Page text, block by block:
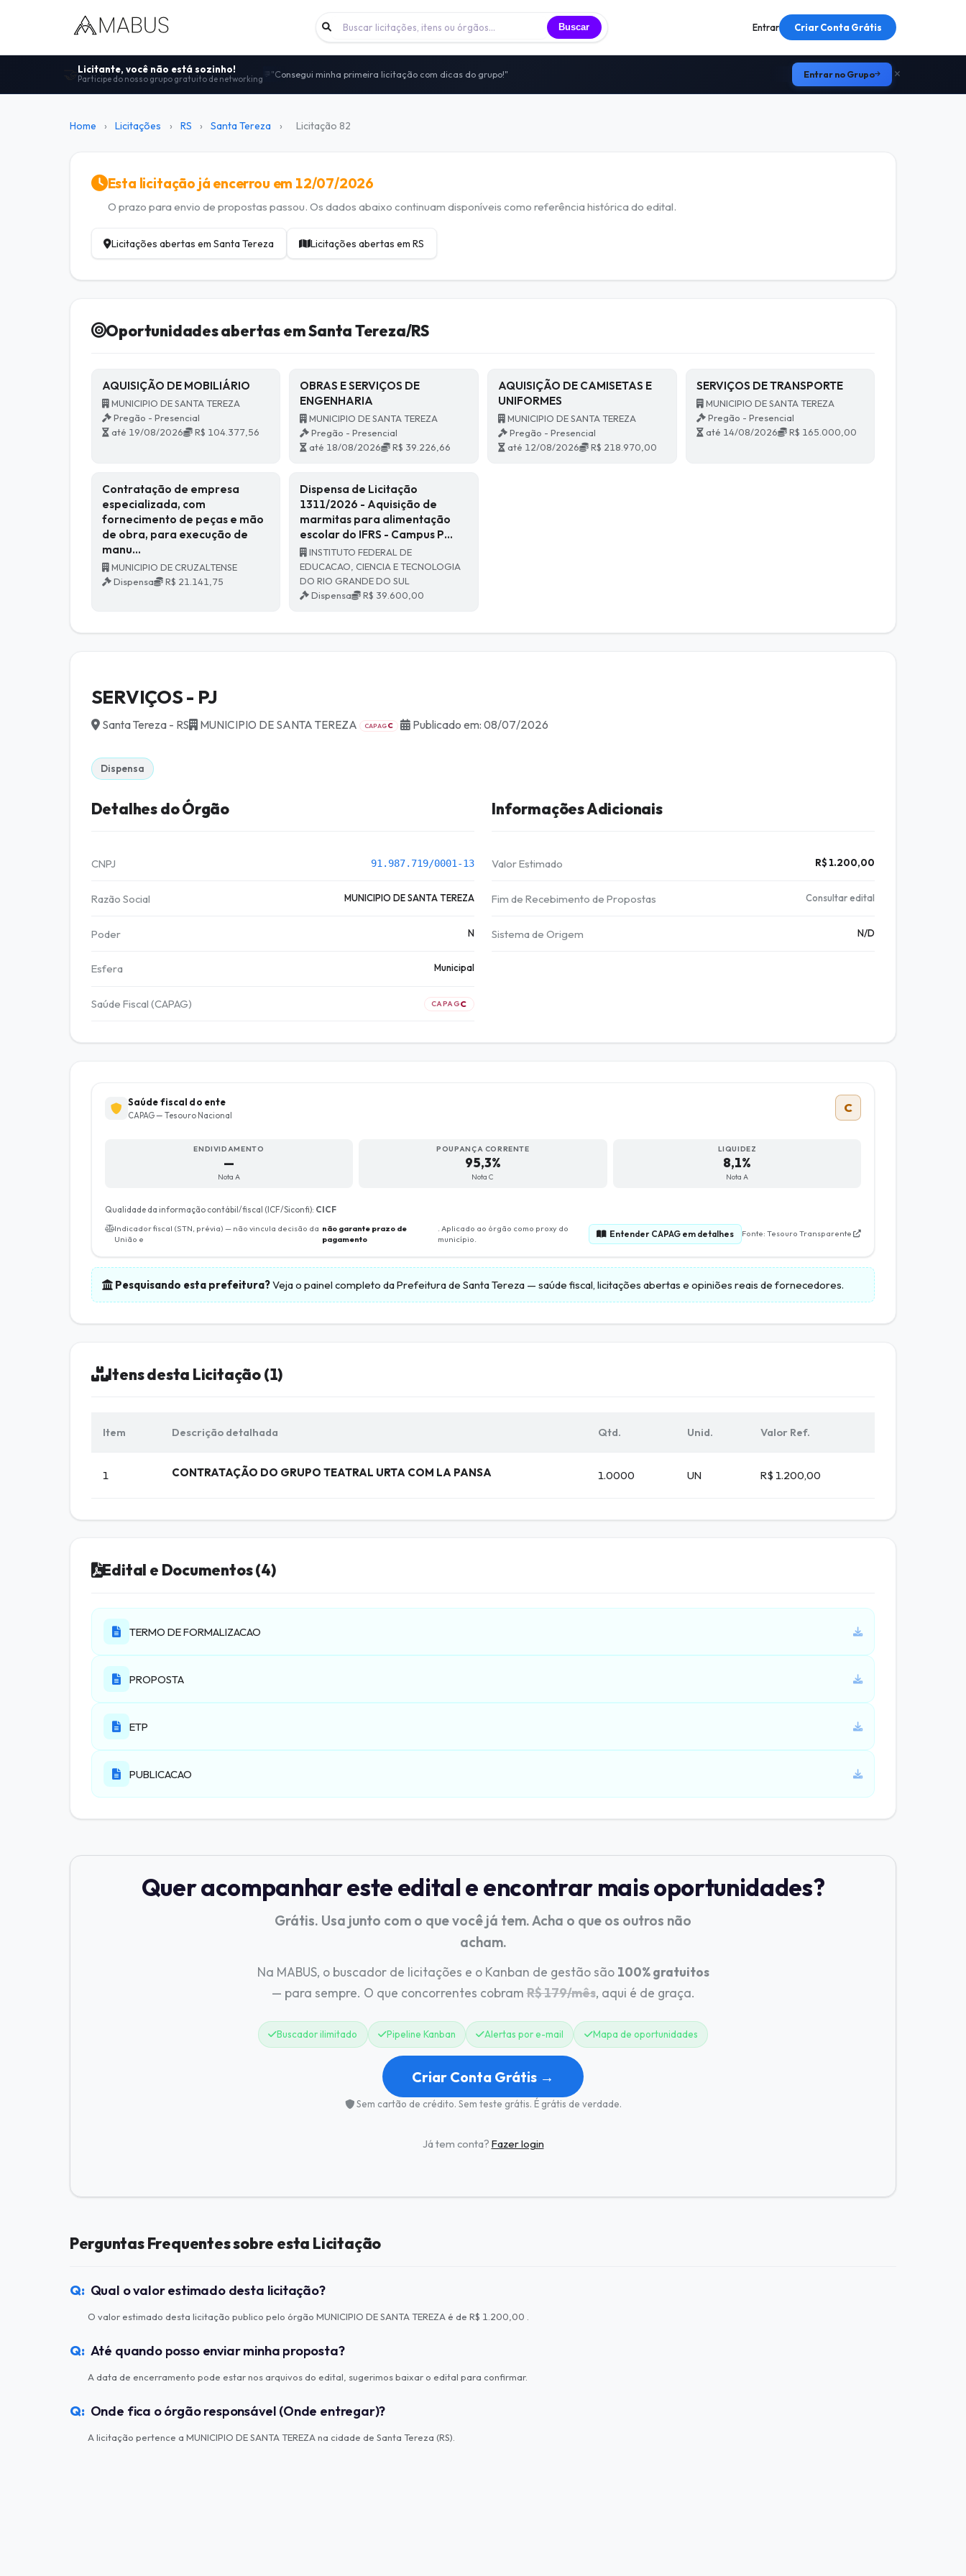
Buscar Entrar Criar Conta Grátis
Licitante, você não está sozinho!
Participe do nosso grupo gratuito de networking
💬 "Consegui minha primeira licitação com dicas do grupo!"
100% gratuito — sem vendas, sem spam, só networking real
Entrar no Grupo
Home › Licitações › RS › Santa Tereza › Licitação 82
Esta licitação já encerrou em 12/07/2026
O prazo para envio de propostas passou. Os dados abaixo continuam disponíveis como referência histórica do edital.
Licitações abertas em Santa Tereza Licitações abertas em RS
Oportunidades abertas em Santa Tereza/RS
AQUISIÇÃO DE MOBILIÁRIO
MUNICIPIO DE SANTA TEREZA
Pregão - Presencial
até 19/08/2026
R$ 104.377,56
OBRAS E SERVIÇOS DE
ENGENHARIA
MUNICIPIO DE SANTA TEREZA
Pregão - Presencial
até 18/08/2026
R$ 39.226,66
AQUISIÇÃO DE CAMISETAS E
UNIFORMES
MUNICIPIO DE SANTA TEREZA
Pregão - Presencial
até 12/08/2026
R$ 218.970,00
SERVIÇOS DE TRANSPORTE
MUNICIPIO DE SANTA TEREZA
Pregão - Presencial
até 14/08/2026
R$ 165.000,00
Contratação de empresa
especializada, com
fornecimento de peças e mão
de obra, para execução de
manu…
MUNICIPIO DE CRUZALTENSE
Dispensa
R$ 21.141,75
Dispensa de Licitação
1311/2026 - Aquisição de
marmitas para alimentação
escolar do IFRS - Campus P…
INSTITUTO FEDERAL DE
EDUCACAO, CIENCIA E TECNOLOGIA
DO RIO GRANDE DO SUL
Dispensa
R$ 39.600,00
SERVIÇOS - PJ
Santa Tereza - RS MUNICIPIO DE SANTA TEREZA CAPAGC Publicado em: 08/07/2026
Dispensa
Detalhes do Órgão
CNPJ 91.987.719/0001-13
Razão Social MUNICIPIO DE SANTA TEREZA
Poder N
Esfera Municipal
Saúde Fiscal (CAPAG) CAPAGC
Informações Adicionais
Valor Estimado R$ 1.200,00
Fim de Recebimento de Propostas Consultar edital
Sistema de Origem N/D
Saúde fiscal do ente
CAPAG — Tesouro Nacional
C
ENDIVIDAMENTO
—
Nota A
POUPANÇA CORRENTE
95,3%
Nota C
LIQUIDEZ
8,1%
Nota A
Qualidade da informação contábil/fiscal (ICF/Siconfi): CICF
Indicador fiscal (STN, prévia) — não vincula decisão da
União e
não garante prazo de
pagamento
. Aplicado ao órgão como proxy do
município.
Entender CAPAG em detalhes Fonte: Tesouro Transparente
Pesquisando esta prefeitura?Veja o painel completo daPrefeitura de Santa Tereza— saúde fiscal, licitações abertas e opiniões reais de fornecedores.
Itens desta Licitação (1)
Item Descrição detalhada Qtd. Unid. Valor Ref.
1 CONTRATAÇÃO DO GRUPO TEATRAL URTA COM LA PANSA 1.0000 UN R$ 1.200,00
Edital e Documentos (4)
TERMO DE FORMALIZACAO
PROPOSTA
ETP
PUBLICACAO
Quer acompanhar este edital e encontrar mais oportunidades?
Grátis. Usa junto com o que você já tem. Acha o que os outros não
acham.
Na MABUS, o buscador de licitações e o Kanban de gestão são 100% gratuitos
— para sempre. O que concorrentes cobramR$ 179/mês, aqui é de graça.
Buscador ilimitado Pipeline Kanban Alertas por e-mail Mapa de oportunidades
Criar Conta Grátis →
Sem cartão de crédito. Sem teste grátis. É grátis de verdade.
Já tem conta? Fazer login
Perguntas Frequentes sobre esta Licitação
Qual o valor estimado desta licitação?
O valor estimado desta licitação publico pelo órgão MUNICIPIO DE SANTA TEREZA é de R$ 1.200,00 .
Até quando posso enviar minha proposta?
A data de encerramento pode estar nos arquivos do edital, sugerimos baixar o edital para confirmar.
Onde fica o órgão responsável (Onde entregar)?
A licitação pertence a MUNICIPIO DE SANTA TEREZA na cidade de Santa Tereza (RS).